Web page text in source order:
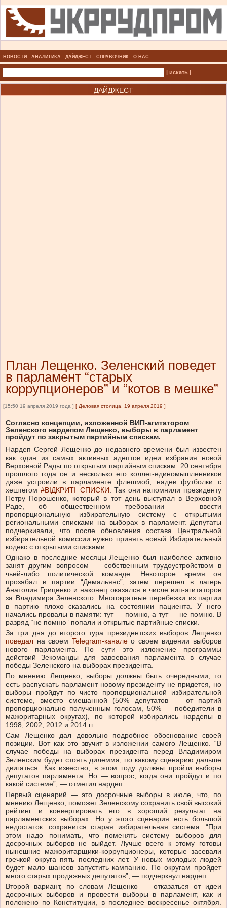
НОВОСТИ АНАЛИТИКА ДАЙДЖЕСТ СПРАВОЧНИК О НАС
| искать |
ДАЙДЖЕСТ
План Лещенко. Зеленский поведет
в парламент “старых
коррупционеров” и “котов в мешке”
[15:50 19 апреля 2019 года ] [ Деловая столица, 19 апреля 2019 ]
Согласно концепции, изложенной ВИП-агитатором
Зеленского нардепом Лещенко, выборы в парламент
пройдут по закрытым партийным спискам.
Нардеп Сергей Лещенко до недавнего времени был известен
как один из самых активных адептов идеи избрания новой
Верховной Рады по открытым партийным спискам. 20 сентября
прошлого года он и несколько его коллег-единомышленников
даже устроили в парламенте флешмоб, надев футболки с
хештегом #ВІДКРИТІ_СПИСКИ. Так они напомнили президенту
Петру Порошенко, который в тот день выступал в Верховной
Раде, об общественном требовании — ввести
пропорциональную избирательную систему с открытыми
региональными списками на выборах в парламент. Депутаты
подчеркивали, что после обновления состава Центральной
избирательной комиссии нужно принять новый Избирательный
кодекс с открытыми списками.
Однако в последние месяцы Лещенко был наиболее активно
занят другим вопросом — собственным трудоустройством в
чьей-либо политической команде. Некоторое время он
прозябал в партии “Демальянс”, затем перешел в лагерь
Анатолия Гриценко и наконец оказался в числе вип-агитаторов
за Владимира Зеленского. Многократные перебежки из партии
в партию плохо сказались на состоянии пациента. У него
начались провалы в памяти: тут — помню, а тут — не помню. В
разряд “не помню” попали и открытые партийные списки.
За три дня до второго тура президентских выборов Лещенко
поведал на своем Telegram-каналео своем видении выборов
нового парламента. По сути это изложение программы
действий Зекоманды для завоевания парламента в случае
победы Зеленского на выборах президента.
По мнению Лещенко, выборы должны быть очередными, то
есть распускать парламент новому президенту не придется, но
выборы пройдут по чисто пропорциональной избирательной
системе, вместо смешанной (50% депутатов — от партий
пропорционально полученным голосам, 50% — победители в
мажоритарных округах), по которой избирались нардепы в
1998, 2002, 2012 и 2014 гг.
Сам Лещенко дал довольно подробное обоснование своей
позиции. Вот как это звучит в изложении самого Лещенко. “В
случае победы на выборах президента перед Владимиром
Зеленским будет стоять дилемма, по какому сценарию дальше
двигаться. Как известно, в этом году должны пройти выборы
депутатов парламента. Но — вопрос, когда они пройдут и по
какой системе”, — отметил нардеп.
Первый сценарий — это досрочные выборы в июле, что, по
мнению Лещенко, поможет Зеленскому сохранить свой высокий
рейтинг и конвертировать его в хороший результат на
парламентских выборах. Но у этого сценария есть большой
недостаток: сохранится старая избирательная система. “При
этом надо понимать, что поменять систему выборов для
досрочных выборов не выйдет. Лучше всего к этому готовы
нынешние мажоритарщики-коррупционеры, которые засевали
гречкой округа пять последних лет. У новых молодых людей
будет мало шансов запустить кампанию. По округам пройдет
много старых продажных депутатов”, — подчеркнул нардеп.
Второй вариант, по словам Лещенко — отказаться от идеи
досрочных выборов и провести выборы в парламент, как и
положено по Конституции, в последнее воскресенье октября.